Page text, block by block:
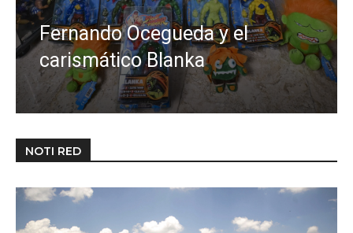
Fernando Ocegueda y el
carismático Blanka
NOTI RED